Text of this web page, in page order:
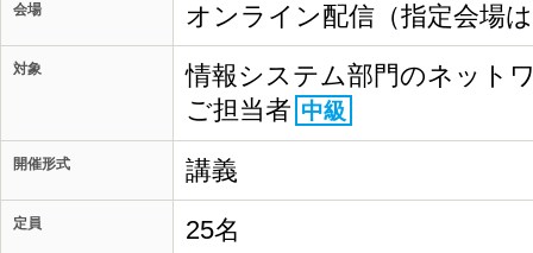
会場 オンライン配信（指定会場
対象
情報システム部門のネット
ご担当者 中級
開催形式 講義
定員 25名